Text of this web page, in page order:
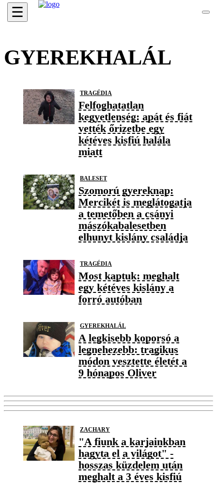
☰
GYEREKHALÁL
TRAGÉDIA
Felfoghatatlan
kegyetlenség: apát és fiát
vették őrizetbe egy
kétéves kisfiú halála
miatt
BALESET
Szomorú gyereknap:
Mercikét is meglátogatja
a temetőben a csányi
mászókabalesetben
elhunyt kislány családja
TRAGÉDIA
Most kaptuk: meghalt
egy kétéves kislány a
forró autóban
GYEREKHALÁL
A legkisebb koporsó a
legnehezebb: tragikus
módon vesztette életét a
9 hónapos Oliver
ZACHARY
"A fiunk a karjainkban
hagyta el a világot" -
hosszas küzdelem után
meghalt a 3 éves kisfiú